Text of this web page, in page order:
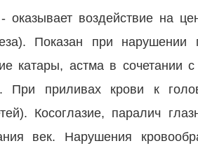
воздействие на
Показан при нарушении
катары, астма в сочетании
При приливах крови к
Косоглазие, паралич
век. Нарушения